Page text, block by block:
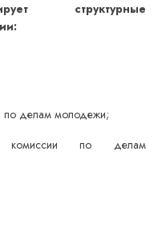
структурные
по делам молодежи;
комиссии по делам